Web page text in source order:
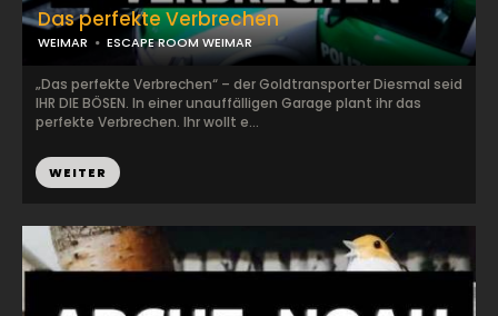
Das perfekte Verbrechen
WEIMAR ESCAPE ROOM WEIMAR
„Das perfekte Verbrechen“ – der Goldtransporter Diesmal seid
IHR DIE BÖSEN. In einer unauffälligen Garage plant ihr das
perfekte Verbrechen. Ihr wollt e...
WEITER